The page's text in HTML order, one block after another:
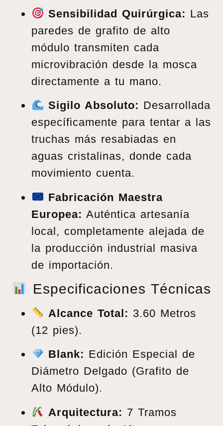
Sensibilidad Quirúrgica: Las
paredes de grafito de alto
módulo transmiten cada
microvibración desde la mosca
directamente a tu mano.
Sigilo Absoluto: Desarrollada
específicamente para tentar a las
truchas más resabiadas en
aguas cristalinas, donde cada
movimiento cuenta.
Fabricación Maestra
Europea: Auténtica artesanía
local, completamente alejada de
la producción industrial masiva
de importación.
Especificaciones Técnicas
Alcance Total: 3.60 Metros
(12 pies).
Blank: Edición Especial de
Diámetro Delgado (Grafito de
Alto Módulo).
Arquitectura: 7 Tramos